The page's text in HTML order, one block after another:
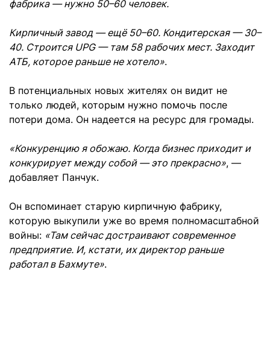
фабрика — нужно 50–60 человек.
Кирпичный завод — ещё 50–60. Кондитерская — 30–
40. Строится UPG — там 58 рабочих мест. Заходит
АТБ, которое раньше не хотело».
В потенциальных новых жителях он видит не
только людей, которым нужно помочь после
потери дома. Он надеется на ресурс для громады.
«Конкуренцию я обожаю. Когда бизнес приходит и
конкурирует между собой — это прекрасно», —
добавляет Панчук.
Он вспоминает старую кирпичную фабрику,
которую выкупили уже во время полномасштабной
войны: «Там сейчас достраивают современное
предприятие. И, кстати, их директор раньше
работал в Бахмуте».